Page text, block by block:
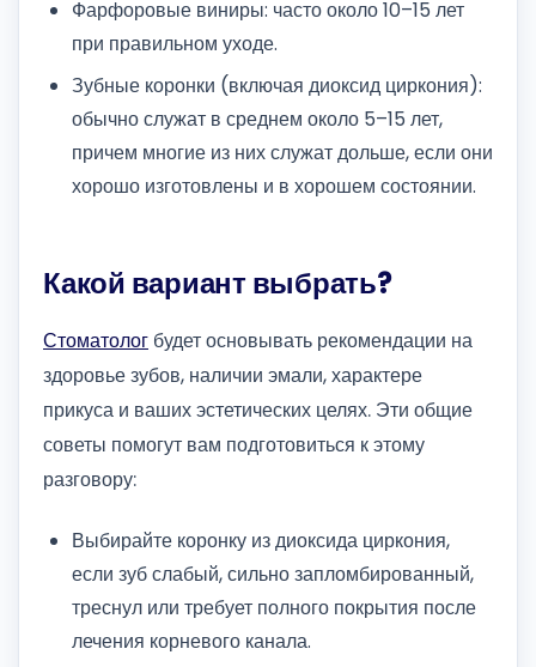
Фарфоровые виниры: часто около 10–15 лет
при правильном уходе.
Зубные коронки (включая диоксид циркония):
обычно служат в среднем около 5–15 лет,
причем многие из них служат дольше, если они
хорошо изготовлены и в хорошем состоянии.
Какой вариант выбрать?
Стоматолог будет основывать рекомендации на
здоровье зубов, наличии эмали, характере
прикуса и ваших эстетических целях. Эти общие
советы помогут вам подготовиться к этому
разговору:
Выбирайте коронку из диоксида циркония,
если зуб слабый, сильно запломбированный,
треснул или требует полного покрытия после
лечения корневого канала.